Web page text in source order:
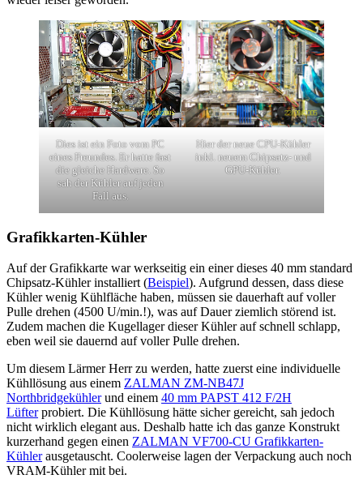
Dies ist ein Foto vom PC
eines Freundes. Er hatte fast
die gleiche Hardware. So
sah der Kühler auf jeden
Fall aus.
Hier der neue CPU-Kühler
inkl. neuem Chipsatz- und
GPU-Kühler.
Grafikkarten-Kühler
Auf der Grafikkarte war werkseitig ein einer dieses 40 mm standard
Chipsatz-Kühler installiert (Beispiel). Aufgrund dessen, dass diese
Kühler wenig Kühlfläche haben, müssen sie dauerhaft auf voller
Pulle drehen (4500 U/min.!), was auf Dauer ziemlich störend ist.
Zudem machen die Kugellager dieser Kühler auf schnell schlapp,
eben weil sie dauernd auf voller Pulle drehen.
Um diesem Lärmer Herr zu werden, hatte zuerst eine individuelle
Kühllösung aus einem ZALMAN ZM-NB47J
Northbridgekühlerund einem 40 mm PAPST 412 F/2H
Lüfterprobiert. Die Kühllösung hätte sicher gereicht, sah jedoch
nicht wirklich elegant aus. Deshalb hatte ich das ganze Konstrukt
kurzerhand gegen einen ZALMAN VF700-CU Grafikkarten-
Kühlerausgetauscht. Coolerweise lagen der Verpackung auch noch
VRAM-Kühler mit bei.